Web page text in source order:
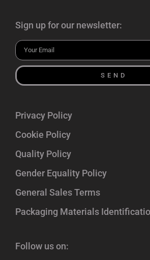
Sign up for our newsletter:
SEND
Privacy Policy
Cookie Policy
Quality Policy
Gender Equality Policy
General Sales Terms
Packaging Materials
Follow us on: